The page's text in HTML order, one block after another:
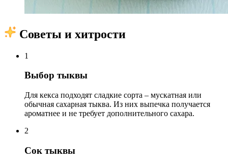
Советы и хитрости
1
Выбор тыквы
Для кекса подходят сладкие сорта – мускатная или
обычная сахарная тыква. Из них выпечка получается
ароматнее и не требует дополнительного сахара.
2
Сок тыквы